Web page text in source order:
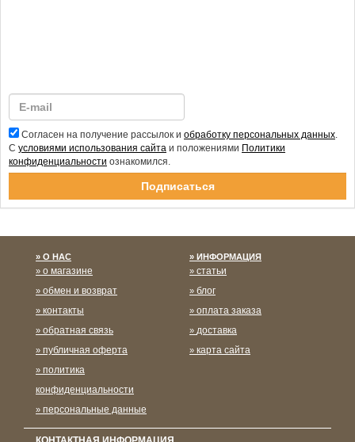
Согласен на получение рассылок и обработку персональных данных
С условиями использования сайта и положениями Политики
конфиденциальности ознакомился.
Спасибо за подписку!
О НАС
о магазине
обмен и возврат
контакты
обратная связь
публичная оферта
политика
конфиденциальности
персональные данные
ИНФОРМАЦИЯ
статьи
блог
оплата заказа
доставка
карта сайта